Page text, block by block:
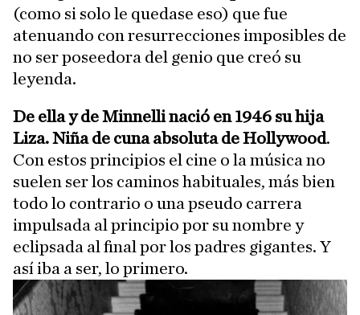
(como si solo le quedase eso) que fue
atenuando con resurrecciones imposibles de
no ser poseedora del genio que creó su
leyenda.
De ella y de Minnelli nació en 1946 su hija
Liza. Niña de cuna absoluta de Hollywood.
Con estos principios el cine o la música no
suelen ser los caminos habituales, más bien
todo lo contrario o una pseudo carrera
impulsada al principio por su nombre y
eclipsada al final por los padres gigantes. Y
así iba a ser, lo primero.